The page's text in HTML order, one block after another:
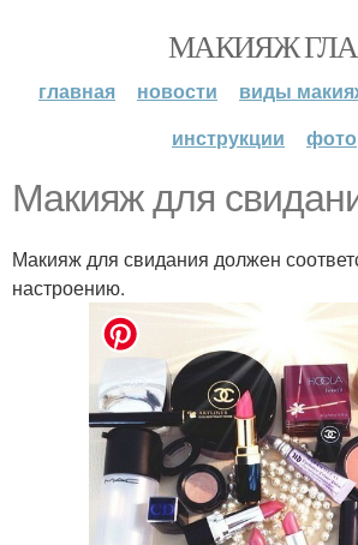
МАКИЯЖ
главная новости виды
инструкции
фото
Макияж для
Макияж для свидания должен
настроению.